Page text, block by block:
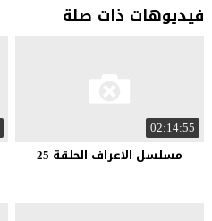
فيديوهات ذات صلة
02:14:55
مسلسل الاعراف الحلقة 25